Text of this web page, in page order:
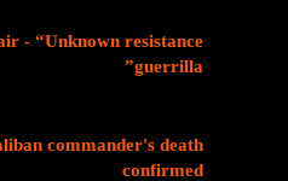
- “Unknown resistance
guerrilla”
commander's death
confirmed